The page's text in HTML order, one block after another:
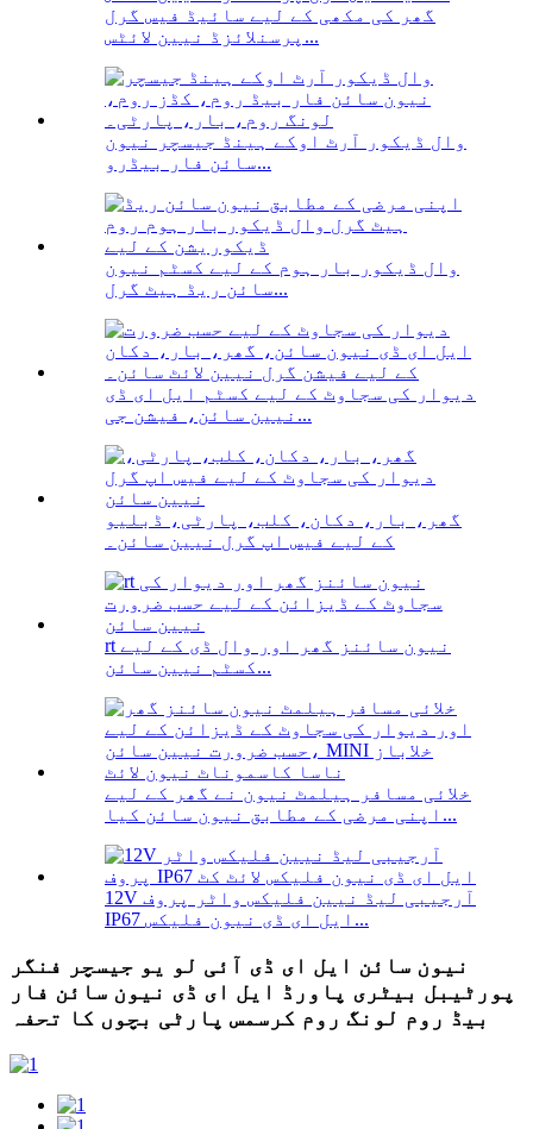
گھر کی مکھی کے لیے سائیڈ فیس گرل
پرسنلائزڈ نیین لائٹس...
وال ڈیکور آرٹ اوکے ہینڈ جیسچر نیون
سائن فار بیڈرو...
وال ڈیکور بار ہوم کے لیے کسٹم نیون
سائن ریڈ ہیٹ گرل...
دیوار کی سجاوٹ کے لیے کسٹم ایل ای ڈی
نیین سائن، فیشن جی...
گھر، بار، دکان، کلب، پارٹی، ڈبلیو
کے لیے فیس اپ گرل نیین سائن۔
rt نیون سائنز گھر اور وال ڈی کے لیے
کسٹم نیین سائن...
خلائی مسافر ہیلمٹ نیون نے گھر کے لیے
اپنی مرضی کے مطابق نیون سائن کیا...
12V آرجیبی لیڈ نیین فلیکس واٹر پروف
IP67 ایل ای ڈی نیون فلیکس...
نیون سائن ایل ای ڈی آئی لو یو جیسچر فنگر
پورٹیبل بیٹری پاورڈ ایل ای ڈی نیون سائن فار
بیڈ روم لونگ روم کرسمس پارٹی بچوں کا تحفہ